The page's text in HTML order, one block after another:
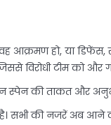
वह आक्रमण हो, या
विरोधी टीम को
स्पेन की ताकत और
सभी की नजरें अब आने